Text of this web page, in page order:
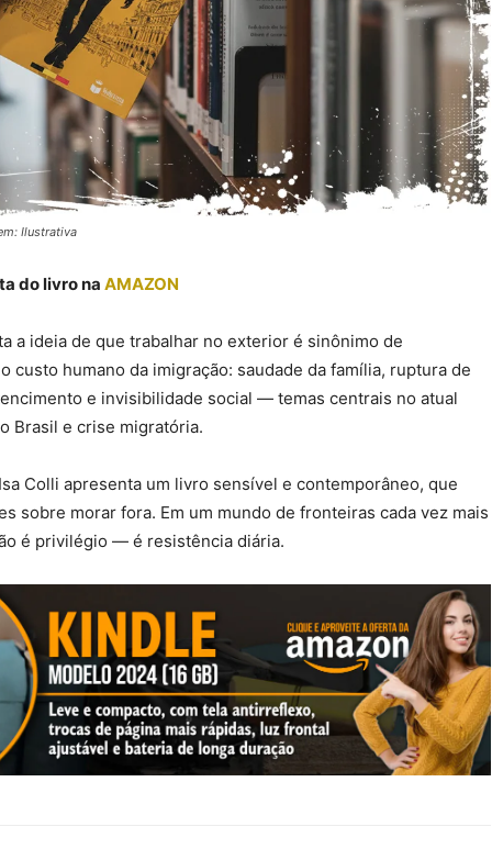
Ilustrativa
do livro na AMAZON
a ideia de que trabalhar no exterior é sinônimo de
custo humano da imigração: saudade da família, ruptura de
e invisibilidade social — temas centrais no atual
Brasil e crise migratória.
Colli apresenta um livro sensível e contemporâneo, que
sobre morar fora. Em um mundo de fronteiras cada vez mais
é privilégio — é resistência diária.